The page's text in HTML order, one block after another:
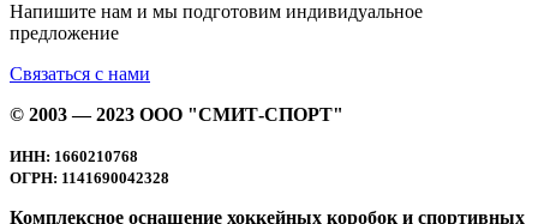
Напишите нам и мы подготовим индивидуальное
предложение
Связаться с нами
© 2003 — 2023 ООО "СМИТ-СПОРТ"
ИНН: 1660210768
ОГРН: 1141690042328
Комплексное оснащение хоккейных коробок и спортивных